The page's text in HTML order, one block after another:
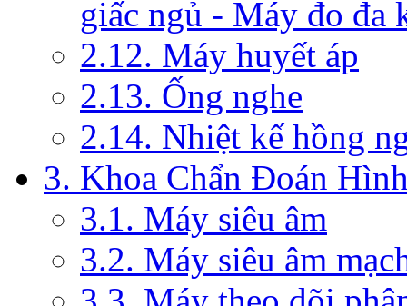
giấc ngủ - Máy đo đa
2.12. Máy huyết áp
2.13. Ống nghe
2.14. Nhiệt kế hồng
3. Khoa Chẩn Đoán
3.1. Máy siêu âm
3.2. Máy siêu âm